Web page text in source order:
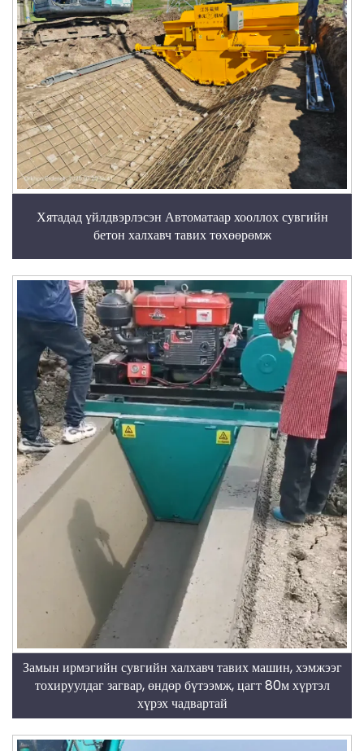
Хятадад үйлдвэрлэсэн Автоматаар хооллох сувгийн
бетон халхавч тавих төхөөрөмж
Замын ирмэгийн сувгийн халхавч тавих машин, хэмжээг
тохируулдаг загвар, өндөр бүтээмж, цагт 80м хүртэл
хүрэх чадвартай